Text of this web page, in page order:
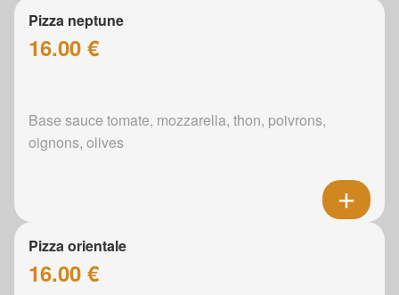
Pizza neptune
16.00 €
Base sauce tomate, mozzarella, thon, poivrons,
oignons, olives
Pizza orientale
16.00 €